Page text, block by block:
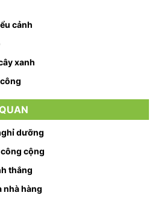
cảnh
xanh
dưỡng
cộng
thắng
nhà hàng